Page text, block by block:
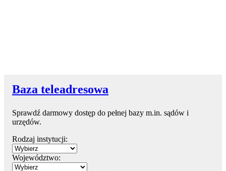
Baza teleadresowa
Sprawdź darmowy dostęp do pełnej bazy m.in. sądów i
urzędów.
Rodzaj instytucji:
Województwo: